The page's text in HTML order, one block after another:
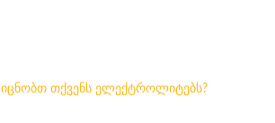
იცნობთ თქვენს ელექტროლიტებს?